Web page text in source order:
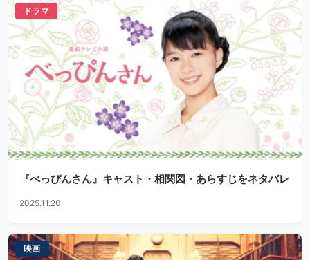
ドラマ
『べっぴんさん』キャスト・相関図・あらすじをネタバレ
2025.11.20
映画